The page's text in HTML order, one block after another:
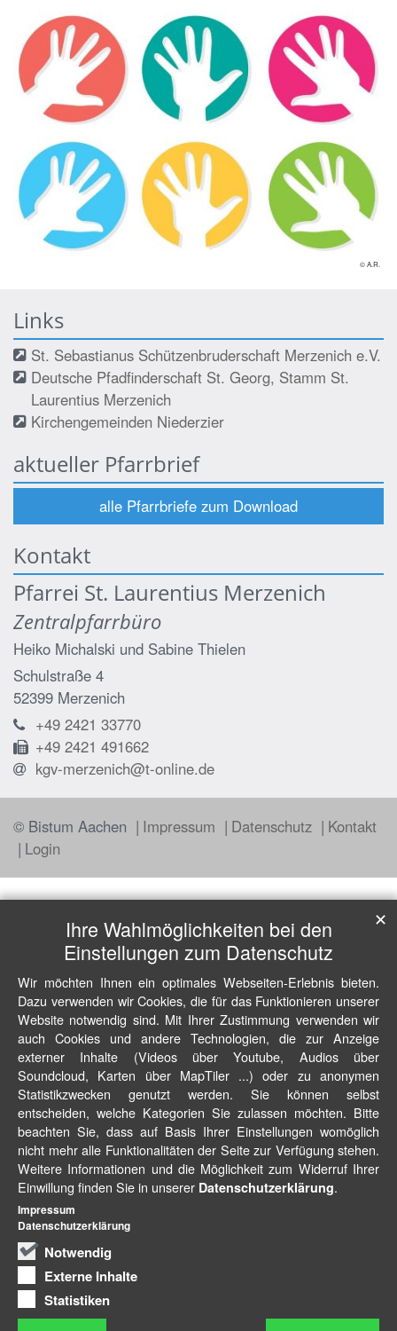
© A.R.
Links
St. Sebastianus Schützenbruderschaft Merzenich e.V.
Deutsche Pfadfinderschaft St. Georg, Stamm St.
Laurentius Merzenich
Kirchengemeinden Niederzier
aktueller Pfarrbrief
alle Pfarrbriefe zum Download
Kontakt
Pfarrei St. Laurentius Merzenich
Zentralpfarrbüro
Heiko Michalski und Sabine Thielen
Schulstraße 4
52399 Merzenich
+49 2421 33770
+49 2421 491662
kgv-merzenich@t-online.de
© Bistum Aachen Impressum Datenschutz
Kontakt
Login
Ihre Wahlmöglichkeiten bei den
Einstellungen zum Datenschutz
Wir möchten Ihnen ein optimales Webseiten-Erlebnis bieten.
Dazu verwenden wir Cookies, die für das Funktionieren unserer
Website notwendig sind. Mit Ihrer Zustimmung verwenden wir
auch Cookies und andere Technologien, die zur Anzeige
externer Inhalte (Videos über Youtube, Audios über
Soundcloud, Karten über MapTiler ...) oder zu anonymen
Statistikzwecken genutzt werden. Sie können selbst
entscheiden, welche Kategorien Sie zulassen möchten. Bitte
beachten Sie, dass auf Basis Ihrer Einstellungen womöglich
nicht mehr alle Funktionalitäten der Seite zur Verfügung stehen.
Weitere Informationen und die Möglichkeit zum Widerruf Ihrer
Einwillung finden Sie in unserer Datenschutzerklärung.
Notwendig
Externe Inhalte
Statistiken
✕
Impressum
Datenschutzerklärung